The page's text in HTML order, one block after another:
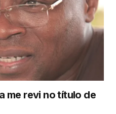
me revi no título de